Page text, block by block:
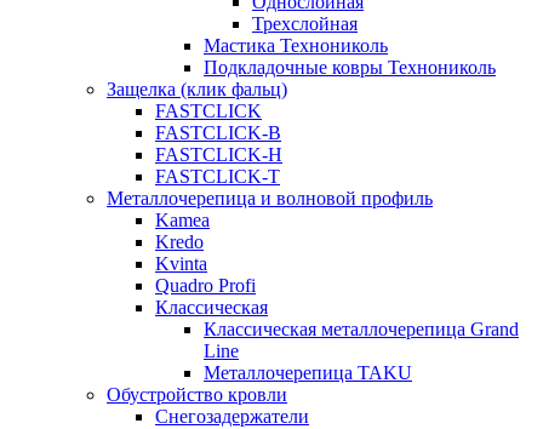
Трехслойная
Мастика Технониколь
Подкладочные ковры Технониколь
Защелка (клик фальц)
FASTCLICK
FASTCLICK-B
FASTCLICK-H
FASTCLICK-T
Металлочерепица и волновой профиль
Kamea
Kredo
Kvinta
Quadro Profi
Классическая
Классическая металлочерепица Grand
Line
Металлочерепица TAKU
Обустройство кровли
Снегозадержатели